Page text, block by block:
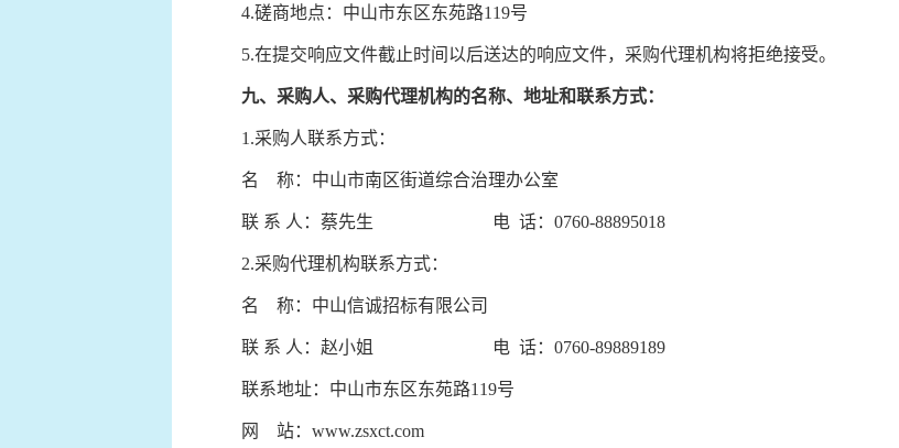
4.磋商地点：中山市东区东苑路119号
5.在提交响应文件截止时间以后送达的响应文件，采购代理机构将拒绝接受。
九、 采购人、采购代理机构的名称、地址和联系方式：
1.采购人联系方式：
名 称：中山市南区街道综合治理办公室
联 系 人：蔡先生 电 话：0760-88895018
2.采购代理机构联系方式：
名 称：中山信诚招标有限公司
联 系 人：赵小姐 电 话：0760-89889189
联系地址：中山市东区东苑路119号
网 站：www.zsxct.com